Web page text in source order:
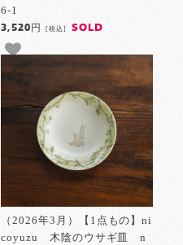
6-1
3,520円 [税込] SOLD
（2026年3月）【1点もの】ni
coyuzu 木陰のウサギ皿 n